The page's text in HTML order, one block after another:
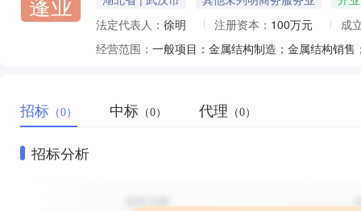
法定代表人： 徐明 注册资本： 100万元
成
经营范围：
招标 （0） 中标 （0） 代理 （0）
招标分析